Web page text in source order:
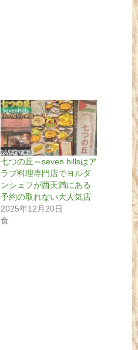
七つの丘～seven hillsはア
ラブ料理専門店でヨルダ
ンシェフが西天満にある
予約の取れない大人気店
2025年12月20日
食